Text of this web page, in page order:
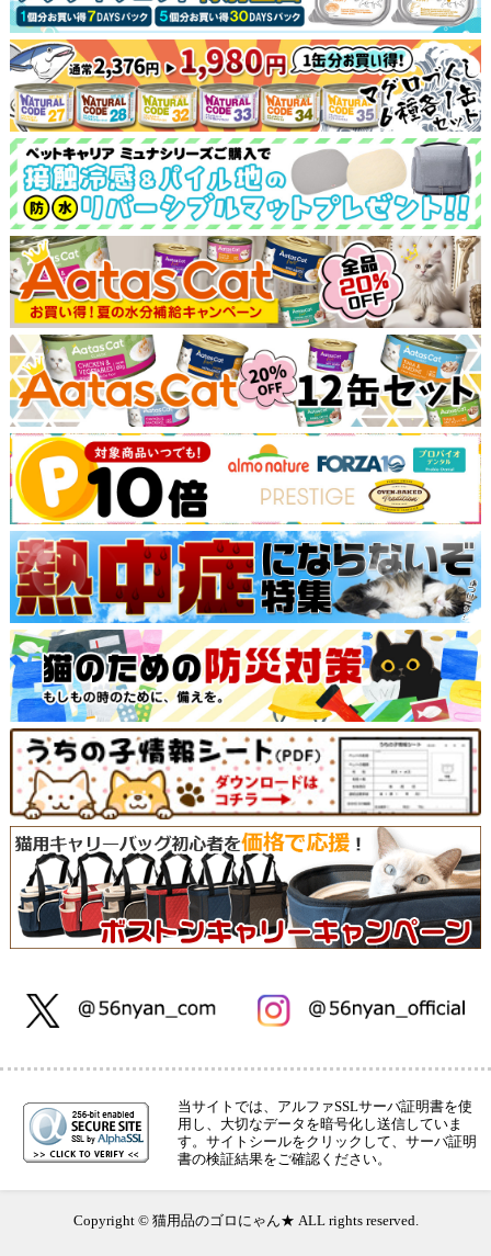
当サイトでは、アルファSSLサーバ証明書を使
用し、大切なデータを暗号化し送信していま
す。サイトシールをクリックして、サーバ証明
書の検証結果をご確認ください。
Copyright © 猫用品のゴロにゃん★ ALL rights reserved.